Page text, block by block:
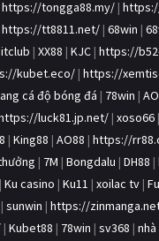
https://tongga88.my/ |
https://tt8811.net/ | 68win |
| XX88 | KJC | https://
kubet.eco/ | https://
cá độ bóng đá | 78win |
luck81.jp.net/ | xoso66 |
| King88 | AO88 | https://
| 7M | Bongdalu | DH88 |
| Ku casino | Ku11 | xoilac tv |
| sunwin | https://
| Kubet88 | 78win | sv368 |